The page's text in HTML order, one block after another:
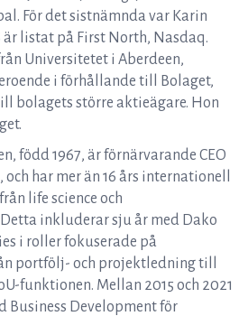
För det sistnämnda var Karin
är listat på First North, Nasdaq.
Universitetet i Aberdeen,
i förhållande till Bolaget,
bolagets större aktieägare. Hon
född 1967, är förnärvarande CEO
har mer än 16 års internationell
life science och
inkluderar sju år med Dako
i roller fokuserade på
portfölj- och projektledning till
funktionen. Mellan 2015 och 2021
Business Development för